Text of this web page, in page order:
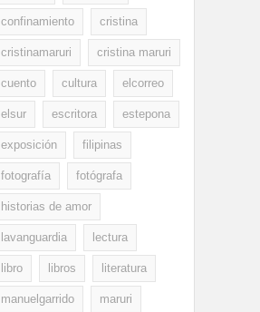
confinamiento cristina
cristinamaruri cristina maruri
cuento cultura elcorreo
elsur escritora estepona
exposición filipinas
fotografía fotógrafa
historias de amor
lavanguardia lectura
libro libros literatura
manuelgarrido maruri